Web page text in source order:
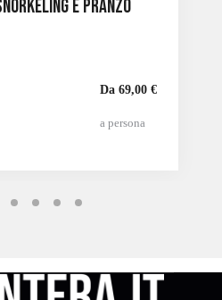
e pranzo
Da 69,00 €
a persona